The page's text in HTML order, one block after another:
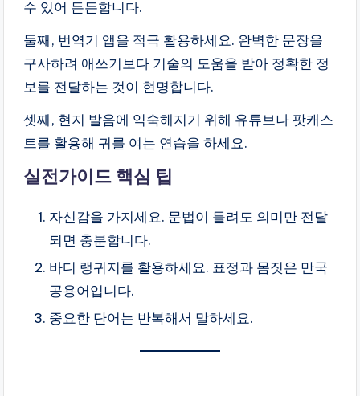
수 있어 든든합니다.
둘째, 번역기 앱을 적극 활용하세요. 완벽한 문장을
구사하려 애쓰기보다 기술의 도움을 받아 정확한 정
보를 전달하는 것이 현명합니다.
셋째, 현지 발음에 익숙해지기 위해 유튜브나 팟캐스
트를 활용해 귀를 여는 연습을 하세요.
실전가이드 핵심 팁
자신감을 가지세요. 문법이 틀려도 의미만 전달
되면 충분합니다.
바디 랭귀지를 활용하세요. 표정과 몸짓은 만국
공용어입니다.
중요한 단어는 반복해서 말하세요.